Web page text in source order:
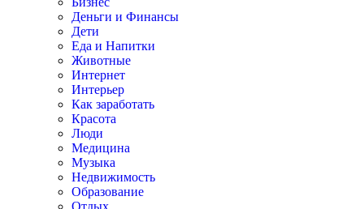
Деньги и Финансы
Дети
Еда и Напитки
Животные
Интернет
Интерьер
Как заработать
Красота
Люди
Медицина
Музыка
Недвижимость
Образование
Отдых